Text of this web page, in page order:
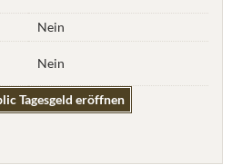
Nein
Nein
Tagesgeld eröffnen